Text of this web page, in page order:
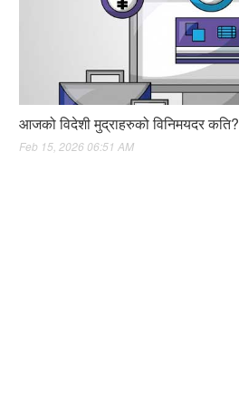
आजको विदेशी मुद्राहरुको विनिमयदर कति?
Feb 15, 2026 06:51 AM